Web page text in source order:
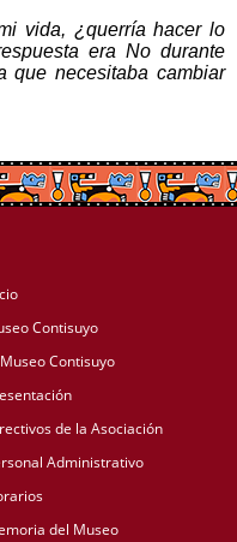
vida, ¿querría hacer lo
era No durante
que necesitaba cambiar
Contisuyo
Contisuyo
de la Asociación
Administrativo
del Museo